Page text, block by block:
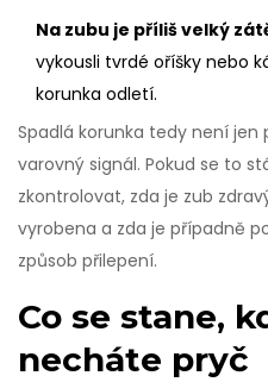
Na zubu je příliš velký
vykousli tvrdé oříšky nebo
korunka odletí.
Spadlá korunka tedy není jen
varovný signál. Pokud se to
zkontrolovat, zda je zub
vyrobena a zda je případně
způsob přilepení.
Co se stane,
necháte pryč